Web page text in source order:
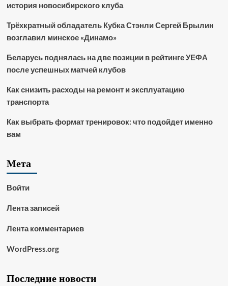
история новосибирского клуба
Трёхкратный обладатель Кубка Стэнли Сергей Брылин
возглавил минское «Динамо»
Беларусь поднялась на две позиции в рейтинге УЕФА
после успешных матчей клубов
Как снизить расходы на ремонт и эксплуатацию
транспорта
Как выбрать формат тренировок: что подойдет именно
вам
Мета
Войти
Лента записей
Лента комментариев
WordPress.org
Последние новости